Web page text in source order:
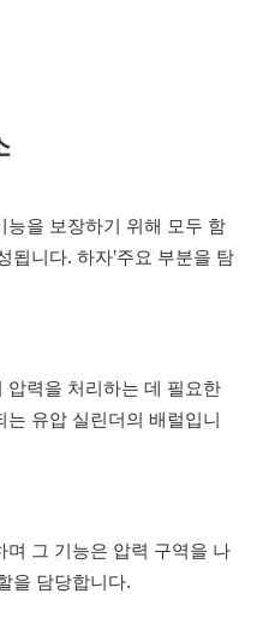
능을 보장하기 위해 모두 함
됩니다. 하자’주요 부분을 탐
압력을 처리하는 데 필요한
유압 실린더의 배럴입니
며 그 기능은 압력 구역을 나
을 담당합니다.